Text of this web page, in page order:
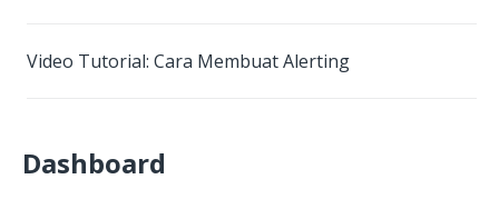
Video Tutorial: Cara Membuat Alerting
Dashboard